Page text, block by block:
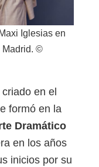
Iglesias en
Madrid. ©
criado en el
formó en la
Dramático
en los años
inicios por su